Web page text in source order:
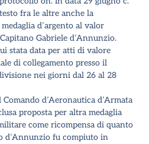
fra le altre anche la
d’argento al valor
Gabriele d’Annunzio.
stata data per atti di valore
di collegamento presso il
nei giorni dal 26 al 28
Comando d’Aeronautica d’Armata
proposta per altra medaglia
come ricompensa di quanto
d’Annunzio fu compiuto in